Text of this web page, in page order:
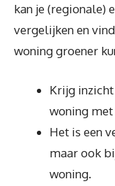
kan je (regionale)
vergelijken en
woning groener
Krijg
woning
Het is een
maar ook
woning.